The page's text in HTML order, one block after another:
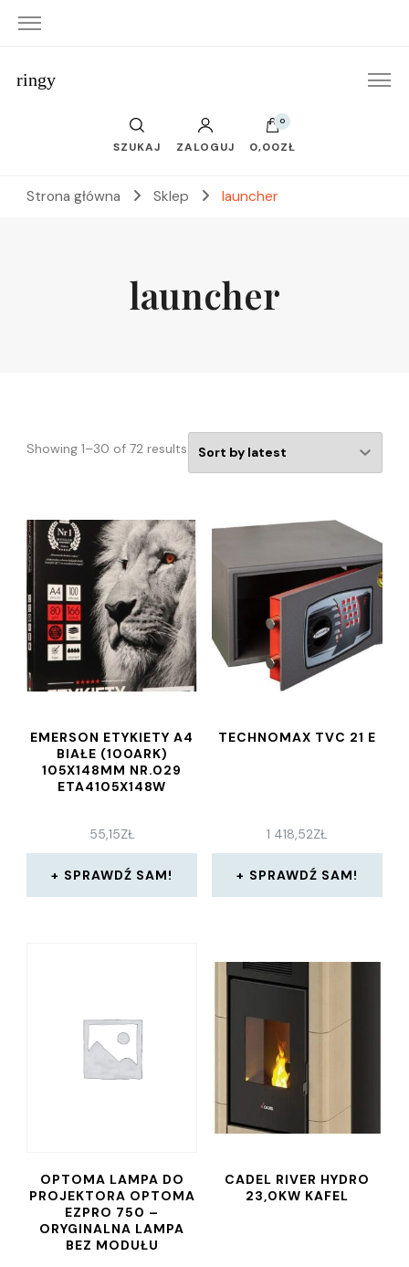
ringy
SZUKAJ ZALOGUJ
0
0,00ZŁ
Strona główna Sklep launcher
launcher
Showing 1–30 of 72 results
EMERSON ETYKIETY A4
BIAŁE (100ARK)
105X148MM NR.029
ETA4105X148W
55,15ZŁ
SPRAWDŹ SAM!
TECHNOMAX TVC 21 E
1 418,52ZŁ
SPRAWDŹ SAM!
OPTOMA LAMPA DO
PROJEKTORA OPTOMA
EZPRO 750 –
ORYGINALNA LAMPA
BEZ MODUŁU
CADEL RIVER HYDRO
23,0KW KAFEL